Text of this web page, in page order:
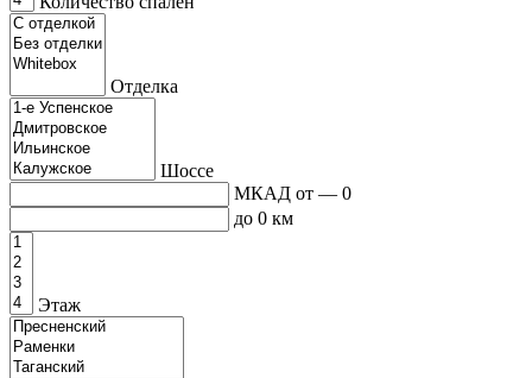
Отделка
Шоссе
МКАД от — 0
до 0 км
Этаж